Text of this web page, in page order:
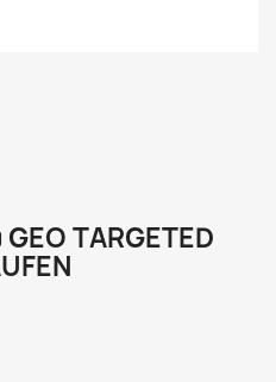
TARGETED